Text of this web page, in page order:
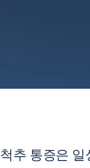
추 통증은